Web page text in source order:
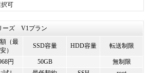
択可
ーズ V1プラン
（最
安）
SSD容量 HDD容量 転送制限
円 50GB
無制限